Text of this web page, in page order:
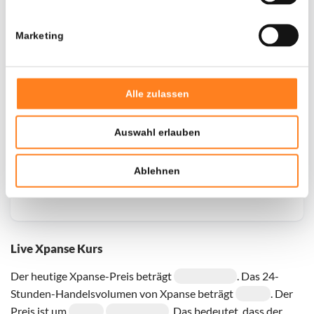
Marketing
Alle zulassen
Auswahl erlauben
Ablehnen
Live Xpanse Kurs
Der heutige Xpanse-Preis beträgt
. Das 24-
Stunden-Handelsvolumen von Xpanse beträgt
. Der
Preis ist um
. Das bedeutet, dass der